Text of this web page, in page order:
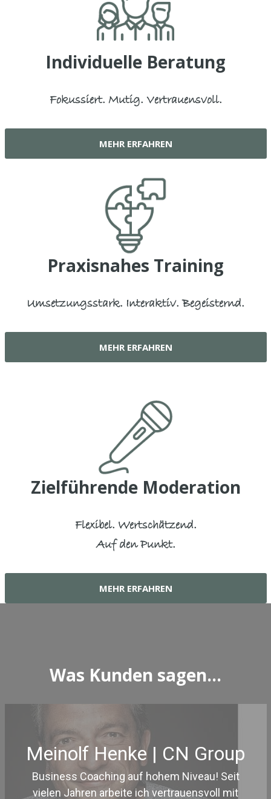
Individuelle Beratung
Fokussiert. Mutig. Vertrauensvoll.
MEHR ERFAHREN
Praxisnahes Training
Umsetzungsstark. Interaktiv. Begeisternd.
MEHR ERFAHREN
Zielführende Moderation
Flexibel. Wertschätzend.
Auf den Punkt.
MEHR ERFAHREN
Was Kunden sagen…
Meinolf Henke | CN Group
Business Coaching auf hohem Niveau! Seit
vielen Jahren arbeite ich vertrauensvoll mit